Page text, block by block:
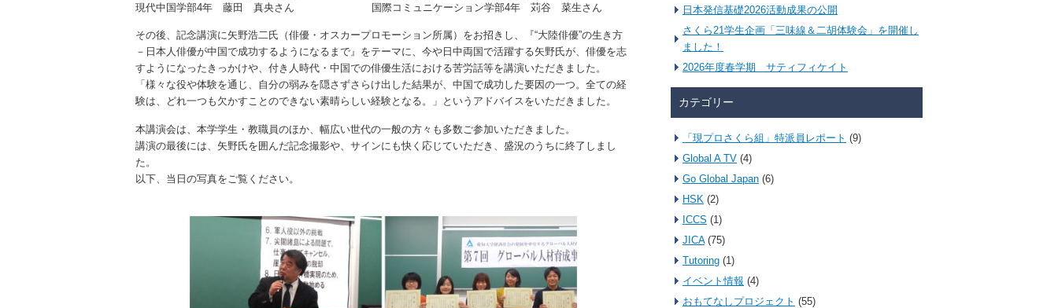
現代中国学部4年 藤田 真央さん
国際コミュニケーション学部4年 苅谷 菜生さん
その後、記念講演に矢野浩二氏（俳優・オスカープロモーション所属）をお招きし、『“大陸俳優”の生き方
－日本人俳優が中国で成功するようになるまで』をテーマに、今や日中両国で活躍する矢野氏が、俳優を志
すようになったきっかけや、付き人時代・中国での俳優生活における苦労話等を講演いただきました。
「様々な役や体験を通じ、自分の弱みを隠さずさらけ出した結果が、中国で成功した要因の一つ。全ての経
験は、どれ一つも欠かすことのできない素晴らしい経験となる。」というアドバイスをいただきました。
本講演会は、本学学生・教職員のほか、幅広い世代の一般の方々も多数ご参加いただきました。
講演の最後には、矢野氏を囲んだ記念撮影や、サインにも快く応じていただき、盛況のうちに終了しまし
た。
以下、当日の写真をご覧ください。
日本発信基礎2026活動成果の公開
さくら21学生企画「三味線＆二胡体験会」を開催し
ました！
2026年度春学期 サティフィケイト
カテゴリー
「現プロさくら組」特派員レポート (9)
Global A TV (4)
Go Global Japan (6)
HSK (2)
ICCS (1)
JICA(75)
Tutoring (1)
イベント情報 (4)
おもてなしプロジェクト (55)